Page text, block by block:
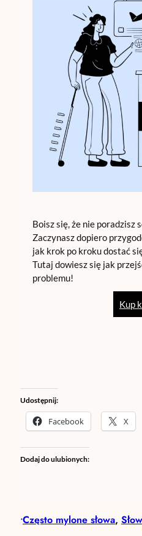
Boisz się, że nie poradzisz
Zaczynasz dopiero
jak krok po kroku dostać
Tutaj dowiesz się jak
problemu!
Kup
Udostępnij:
Facebook X
Dodaj do ulubionych:
•Często mylone słowa,